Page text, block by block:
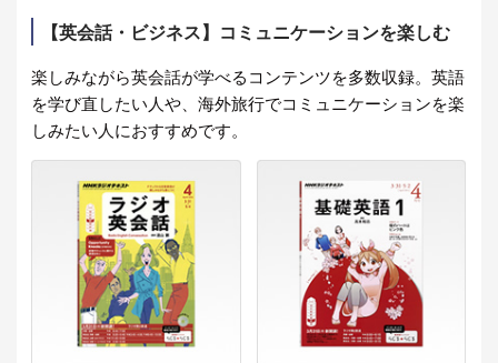
【英会話・ビジネス】コミュニケーションを楽しむ
楽しみながら英会話が学べるコンテンツを多数収録。英語
を学び直したい人や、海外旅行でコミュニケーションを楽
しみたい人におすすめです。